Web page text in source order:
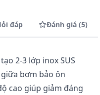
đáp Đánh giá (5)
2-3 lớp inox SUS
bơm bảo ôn
cao giúp giảm đáng